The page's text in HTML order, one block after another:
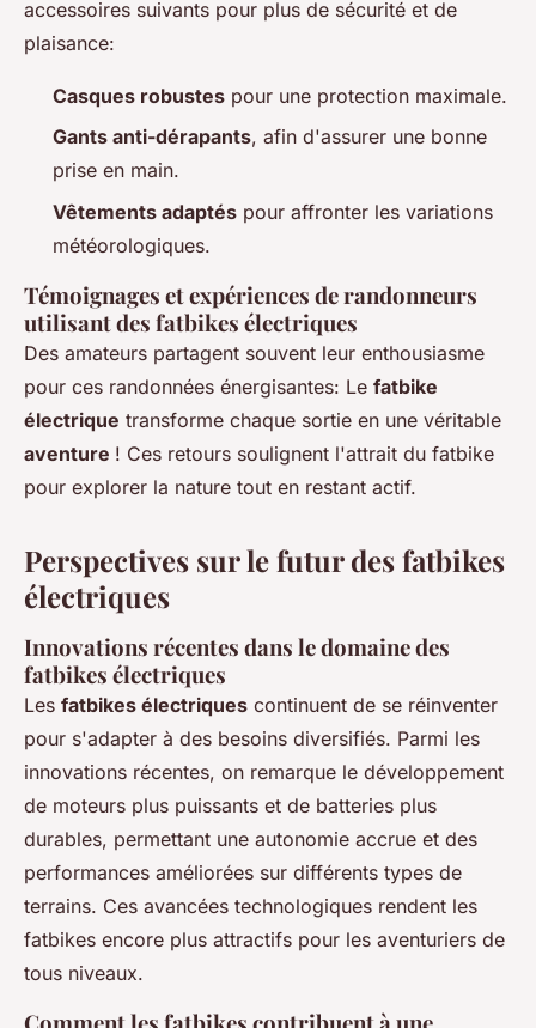
accessoires suivants pour plus de sécurité et de
plaisance:
Casques robustes pour une protection maximale.
Gants anti-dérapants, afin d'assurer une bonne
prise en main.
Vêtements adaptés pour affronter les variations
météorologiques.
Témoignages et expériences de randonneurs
utilisant des fatbikes électriques
Des amateurs partagent souvent leur enthousiasme
pour ces randonnées énergisantes: Le fatbike
électrique transforme chaque sortie en une véritable
aventure ! Ces retours soulignent l'attrait du fatbike
pour explorer la nature tout en restant actif.
Perspectives sur le futur des fatbikes
électriques
Innovations récentes dans le domaine des
fatbikes électriques
Les fatbikes électriques continuent de se réinventer
pour s'adapter à des besoins diversifiés. Parmi les
innovations récentes, on remarque le développement
de moteurs plus puissants et de batteries plus
durables, permettant une autonomie accrue et des
performances améliorées sur différents types de
terrains. Ces avancées technologiques rendent les
fatbikes encore plus attractifs pour les aventuriers de
tous niveaux.